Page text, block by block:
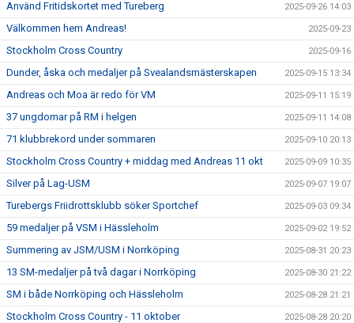
Använd Fritidskortet med Tureberg 2025-09-26 14:03
Välkommen hem Andreas! 2025-09-23
Stockholm Cross Country 2025-09-16
Dunder, åska och medaljer på Svealandsmästerskapen 2025-09-15 13:34
Andreas och Moa är redo för VM 2025-09-11 15:19
37 ungdomar på RM i helgen 2025-09-11 14:08
71 klubbrekord under sommaren 2025-09-10 20:13
Stockholm Cross Country + middag med Andreas 11 okt 2025-09-09 10:35
Silver på Lag-USM 2025-09-07 19:07
Turebergs Friidrottsklubb söker Sportchef 2025-09-03 09:34
59 medaljer på VSM i Hässleholm 2025-09-02 19:52
Summering av JSM/USM i Norrköping 2025-08-31 20:23
13 SM-medaljer på två dagar i Norrköping 2025-08-30 21:22
SM i både Norrköping och Hässleholm 2025-08-28 21:21
Stockholm Cross Country - 11 oktober 2025-08-28 20:20